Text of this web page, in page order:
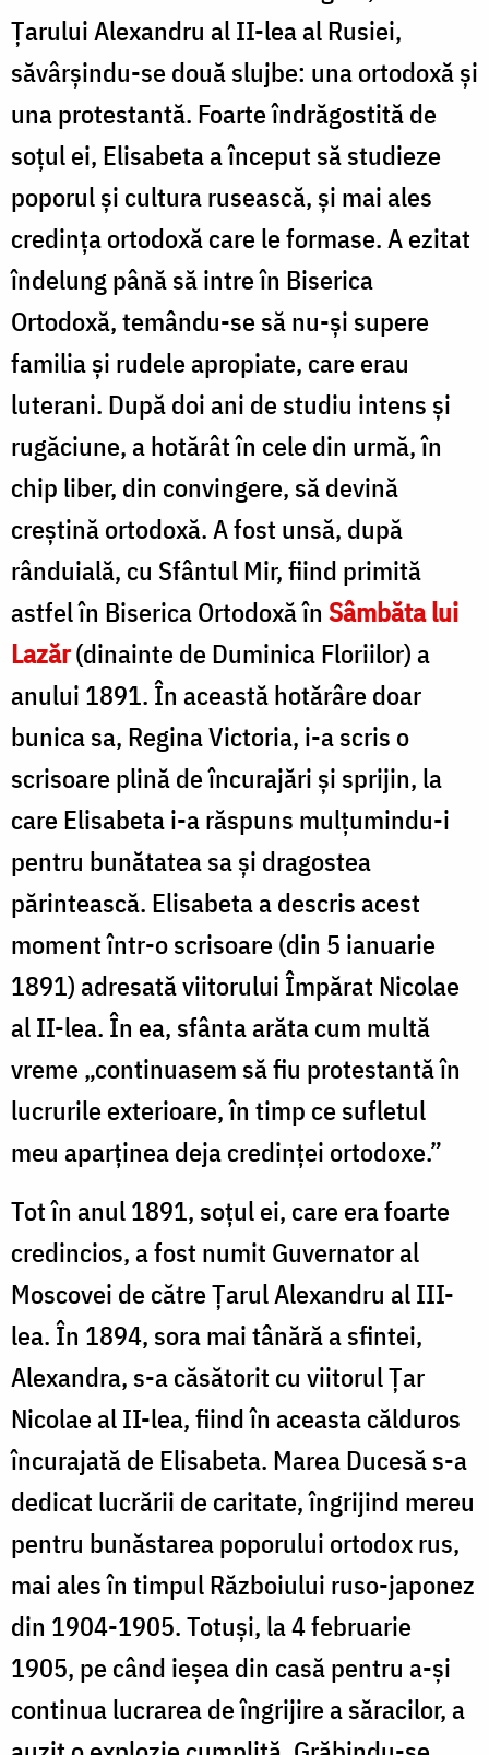
Țarului Alexandru al II-lea al Rusiei,
săvârșindu-se două slujbe: una ortodoxă și
una protestantă. Foarte îndrăgostită de
soțul ei, Elisabeta a început să studieze
poporul și cultura rusească, și mai ales
credința ortodoxă care le formase. A ezitat
îndelung până să intre în Biserica
Ortodoxă, temându-se să nu-și supere
familia și rudele apropiate, care erau
luterani. După doi ani de studiu intens și
rugăciune, a hotărât în cele din urmă, în
chip liber, din convingere, să devină
creștină ortodoxă. A fost unsă, după
rânduială, cu Sfântul Mir, fiind primită
astfel în Biserica Ortodoxă în Sâmbăta lui
Lazăr(dinainte de Duminica Floriilor) a
anului 1891. În această hotărâre doar
bunica sa, Regina Victoria, i-a scris o
scrisoare plină de încurajări și sprijin, la
care Elisabeta i-a răspuns mulțumindu-i
pentru bunătatea sa și dragostea
părintească. Elisabeta a descris acest
moment într-o scrisoare (din 5 ianuarie
1891) adresată viitorului Împărat Nicolae
al II-lea. În ea, sfânta arăta cum multă
vreme „continuasem să fiu protestantă în
lucrurile exterioare, în timp ce sufletul
meu aparținea deja credinței ortodoxe.”
Tot în anul 1891, soțul ei, care era foarte
credincios, a fost numit Guvernator al
Moscovei de către Țarul Alexandru al III-
lea. În 1894, sora mai tânără a sfintei,
Alexandra, s-a căsătorit cu viitorul Țar
Nicolae al II-lea, fiind în aceasta călduros
încurajată de Elisabeta. Marea Ducesă s-a
dedicat lucrării de caritate, îngrijind mereu
pentru bunăstarea poporului ortodox rus,
mai ales în timpul Războiului ruso-japonez
din 1904-1905. Totuși, la 4 februarie
1905, pe când ieșea din casă pentru a-și
continua lucrarea de îngrijire a săracilor, a